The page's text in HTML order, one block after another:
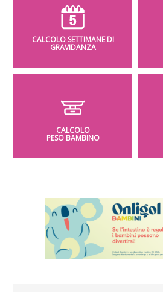
CALCOLO SETTIMANE DI
GRAVIDANZA
CALCOLO
PESO BAMBINO